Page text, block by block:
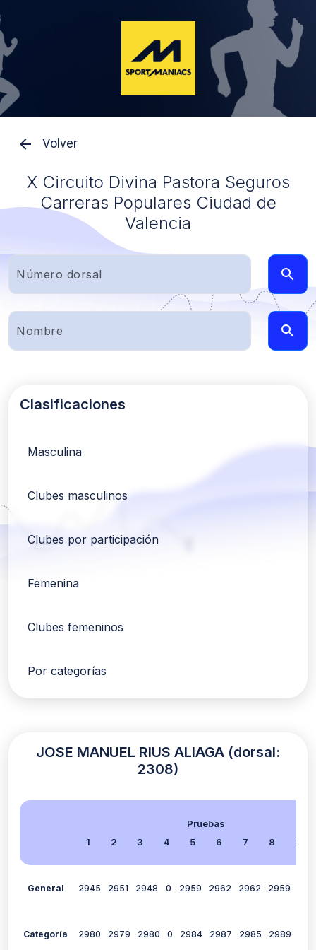
Volver
X Circuito Divina Pastora Seguros
Carreras Populares Ciudad de
Valencia
Clasificaciones
Masculina
Clubes masculinos
Clubes por participación
Femenina
Clubes femeninos
Por categorías
JOSE MANUEL RIUS ALIAGA (dorsal:
2308)
Pruebas
1
2 3 4 5 6 7 8 9
General 2945 2951 2948 0 2959 2962 2962 2959
Categoría 2980 2979 2980 0 2984 2987 2985 2989